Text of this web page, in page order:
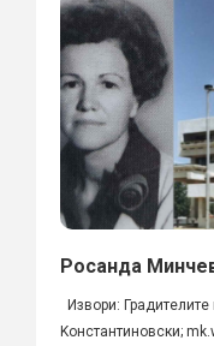
Росанда
Извори:
Kонстантиновски;